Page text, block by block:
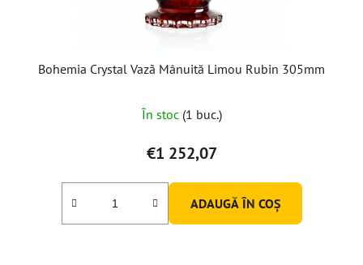
Bohemia Crystal Vazã Mânuită Limou Rubin 305mm
În stoc (1 buc.)
€1 252,07
ADAUGĂ ÎN COŞ